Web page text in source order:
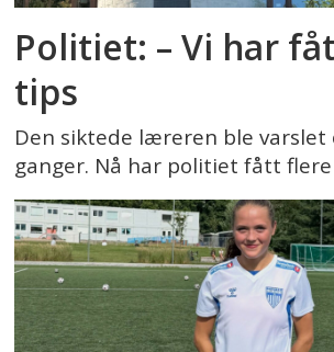
Politiet: – Vi har
tips
Den siktede læreren ble
ganger. Nå har politiet fått